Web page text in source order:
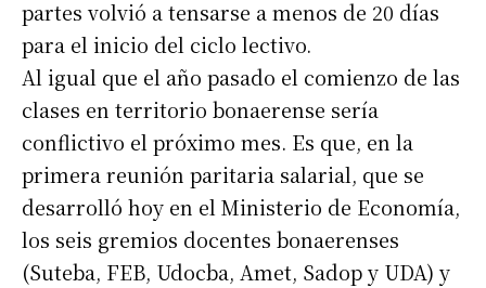
partes volvió a tensarse a menos de 20 días
para el inicio del ciclo lectivo.
Al igual que el año pasado el comienzo de las
clases en territorio bonaerense sería
conflictivo el próximo mes. Es que, en la
primera reunión paritaria salarial, que se
desarrolló hoy en el Ministerio de Economía,
los seis gremios docentes bonaerenses
(Suteba, FEB, Udocba, Amet, Sadop y UDA) y